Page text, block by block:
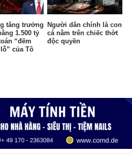
tăng trưởng
1.500 tỷ
“đếm
của Tô
Người dân chính là con
cá nằm trên chiếc thớt
độc quyền